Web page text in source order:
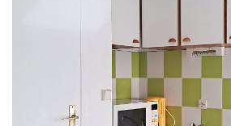
l'ensemble de nos biens sur